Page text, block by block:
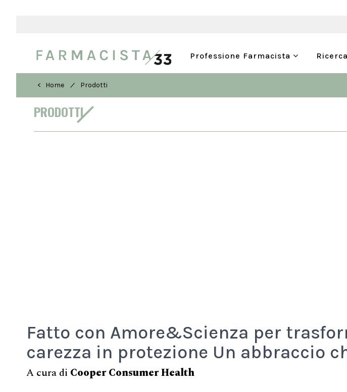
Professione Farmacista
< Home / Prodotti
PRODOTTI
Fatto con Amore&Scienza per
carezza in protezione Un abbraccio
A cura di Cooper Consumer Health